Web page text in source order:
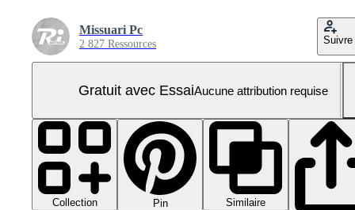
Missuari Pc
2 827 Ressources Suivre
Gratuit avec EssaiAucune attribution requise
Collection Pin
Similaire